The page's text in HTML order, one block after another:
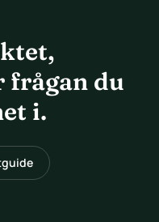
frågan du
i.